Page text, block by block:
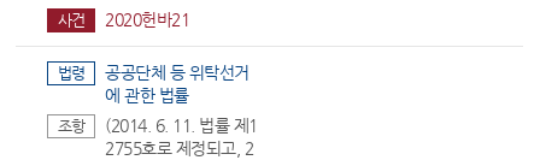
사건 2020헌바21
법령
공공단체 등 위탁선거
에 관한 법률
조항
(2014. 6. 11. 법률 제1
2755호로 제정되고, 2